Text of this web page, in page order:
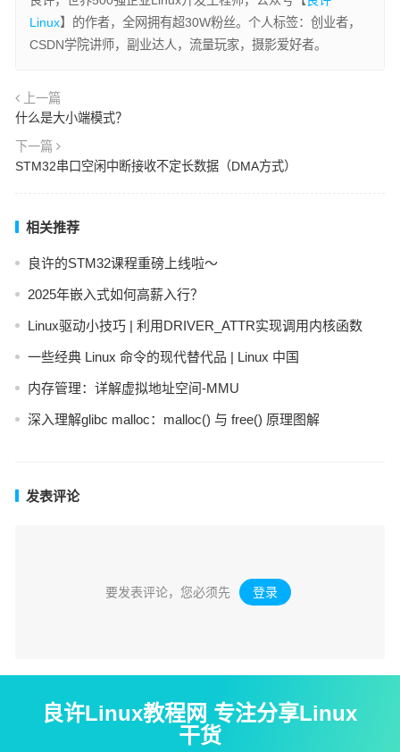
Linux】的作者，全网拥有超30W粉丝。个人标签：创业者，
CSDN学院讲师，副业达人，流量玩家，摄影爱好者。
上一篇
什么是大小端模式？
下一篇
STM32串口空闲中断接收不定长数据（DMA方式）
相关推荐
良许的STM32课程重磅上线啦～
2025年嵌入式如何高薪入行？
Linux驱动小技巧 | 利用DRIVER_ATTR实现调用内核函数
一些经典 Linux 命令的现代替代品 | Linux 中国
内存管理：详解虚拟地址空间-MMU
深入理解glibc malloc：malloc() 与 free() 原理图解
发表评论
要发表评论，您必须先 登录 。
良许Linux教程网 专注分享Linux
干货